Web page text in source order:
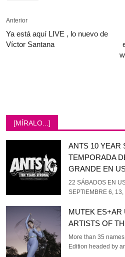
Anterior
Ya está aquí LIVE , lo nuevo de
Víctor Santana
[MÍRALO...]
ANTS 10 YEAR
TEMPORADA
GRANDE EN
22 SÁBADOS EN
SEPTIEMBRE 6,
MUTEK ES+AR
ARTISTS OF
More than 35
Edition headed by